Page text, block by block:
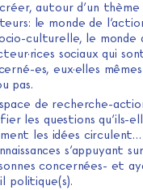
autour d’un thème
le monde de
culturelle, le monde
sociaux qui
es, eux·elles
pas.
de recherche-
les questions qu’ils-
les idées circulent…
s’appuyant
concernées- et
politique(s).